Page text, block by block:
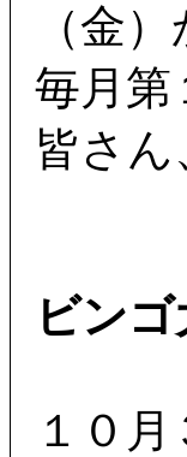
（金
毎月
皆さ
ビン
１０